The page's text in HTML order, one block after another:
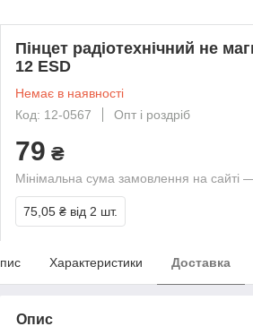
Пінцет радіотехнічний не
12 ESD
Немає в наявності
Код: 12-0567
Опт і роздріб
79 ₴
Мінімальна сума замовлення на сайті
75,05 ₴ від 2 шт.
Характеристики Доставка
Опис